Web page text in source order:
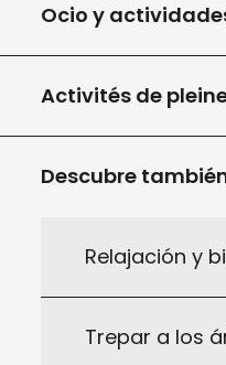
Ocio y
Activités de
Descubre
Relajación y
Trepar a los